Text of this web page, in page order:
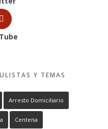
Y TEMAS
Arresto Domiciliario
Centena